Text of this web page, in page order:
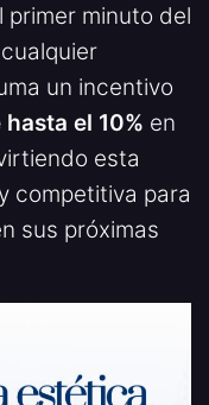
primer minuto del
un incentivo
el 10% en
esta
competitiva para
sus próximas